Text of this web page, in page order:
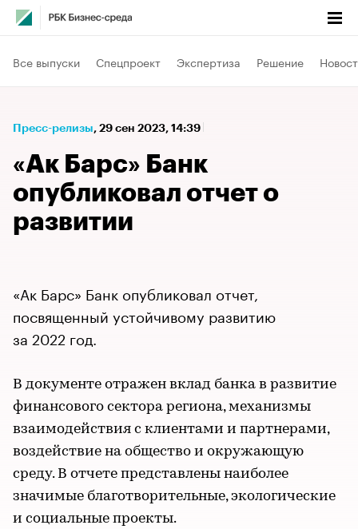
Все выпуски Спецпроект Экспертиза Решение
Пресс-релизы⁠, 29 сен 2023, 14:39
«Ак Барс» Банк
опубликовал отчет о
развитии
«Ак Барс» Банк опубликовал отчет,
посвященный устойчивому развитию
за 2022 год.
В документе отражен вклад банка в развитие
финансового сектора региона, механизмы
взаимодействия с клиентами и партнерами,
воздействие на общество и окружающую
среду. В отчете представлены наиболее
значимые благотворительные, экологические
и социальные проекты.